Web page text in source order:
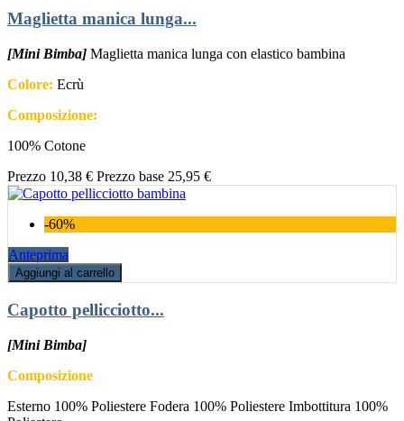
Maglietta manica lunga...
[Mini Bimba] Maglietta manica lunga con elastico bambina
Colore: Ecrù
Composizione:
100% Cotone
Prezzo 10,38 € Prezzo base 25,95 €
-60%
Anteprima
Aggiungi al carrello
Capotto pellicciotto...
[Mini Bimba]
Composizione
Esterno 100% Poliestere Fodera 100% Poliestere Imbottitura 100%